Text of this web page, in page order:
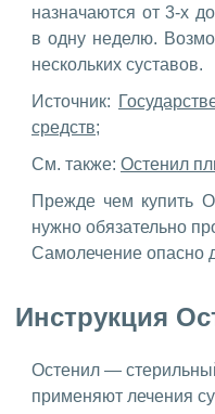
назначаются от 3-х
в одну неделю.
нескольких суставов.
Источник:
средств;
См. также: Остенил
Прежде чем купить
нужно обязательно
Самолечение опасно
Инструкция
Остенил —
применяют лечения